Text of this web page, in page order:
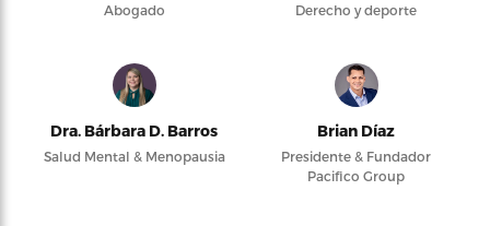
Abogado Derecho y deporte
Dra. Bárbara D. Barros
Salud Mental & Menopausia
Brian Díaz
Presidente & Fundador
Pacifico Group